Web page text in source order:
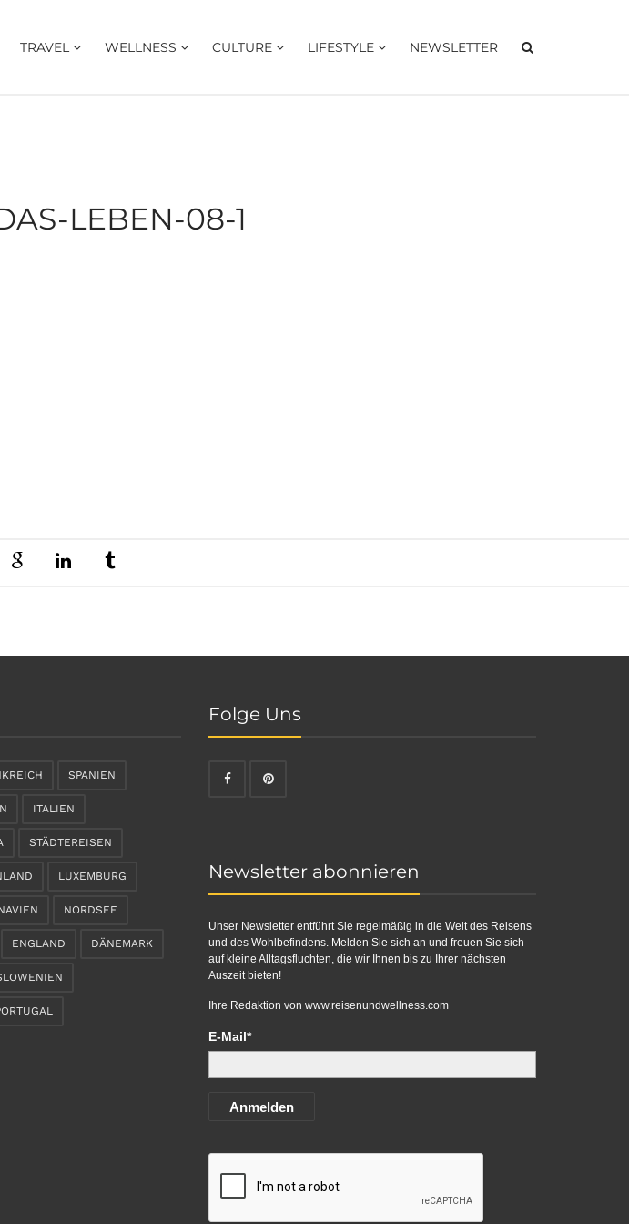
TRAVEL WELLNESS CULTURE LIFESTYLE NEWSLETTER
LEBEN-08-1
SPANIEN
ITALIEN
STÄDTEREISEN
LUXEMBURG
NORDSEE
ENGLAND DÄNEMARK
Folge Uns
Newsletter abonnieren
Unser Newsletter entführt Sie regelmäßig in die Welt des Reisens
und des Wohlbefindens. Melden Sie sich an und freuen Sie sich
auf kleine Alltagsfluchten, die wir Ihnen bis zu Ihrer nächsten
Auszeit bieten!
Ihre Redaktion von www.reisenundwellness.com
E-Mail*
Anmelden